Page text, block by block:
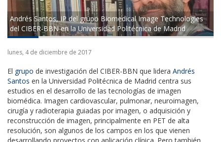
Andrés Santos, IP del grupo Biomedical Image Technologies
del CIBER-BBN en la Universidad Politécnica de Madrid
lunes, 4 de diciembre de 2017
El grupo de investigación del CIBER-BBN que lidera Andrés
Santos en la Universidad Politécnica de Madrid centra sus
estudios en el desarrollo de las tecnologías de imagen
biomédica. Imagen cardiovascular, pulmonar, neuroimagen,
cirugía y radioterapia guiadas por imagen, o adquisición y
reconstrucción de imagen, principalmente en PET de alta
resolución, son algunos de los campos en los que vienen